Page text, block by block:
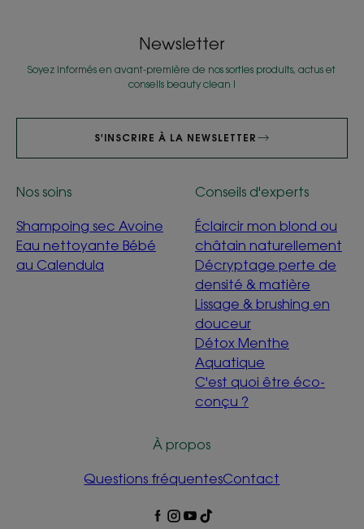
Newsletter
Soyez informés en avant-première de nos sorties produits, actus et
conseils beauty clean !
S'INSCRIRE À LA NEWSLETTER
Nos soins
Shampoing sec Avoine
Eau nettoyante Bébé
au Calendula
Conseils d'experts
Éclaircir mon blond ou
châtain naturellement
Décryptage perte de
densité & matière
Lissage & brushing en
douceur
Détox Menthe
Aquatique
C'est quoi être éco-
conçu ?
À propos
Questions fréquentesContact